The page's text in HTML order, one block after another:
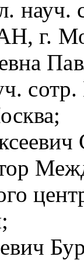
науч.
г.
ва;